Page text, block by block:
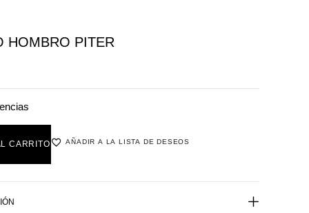
HOMBRO PITER
CARRITO AÑADIR A LA LISTA DE DESEOS